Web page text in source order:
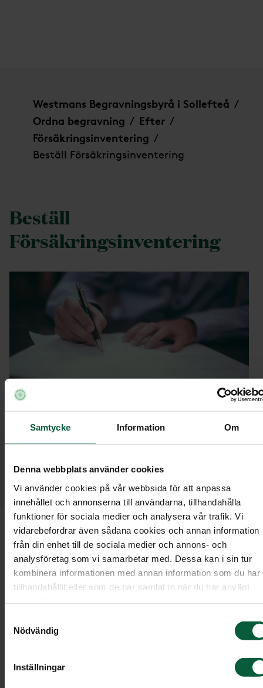
Samtycke Information Om
Denna webbplats använder cookies
Vi använder cookies på vår webbsida för att anpassa
innehållet och annonserna till användarna, tillhandahålla
funktioner för sociala medier och analysera vår trafik. Vi
vidarebefordrar även sådana cookies och annan information
från din enhet till de sociala medier och annons- och
analysföretag som vi samarbetar med. Dessa kan i sin tur
kombinera informationen med annan information som du har
tillhandahållit eller som de har samlat in när du har använt
Nödvändig
Inställningar
Westmans Begravningsbyrå i Sollefteå /
Ordna begravning / Efter /
Försäkringsinventering /
Beställ Försäkringsinventering
Beställ
Försäkringsinventering
Här kan du beställa tjänsten
Försäkringsinventering hos vår
via oss får du ett förmånligare pris och betalar
endast 2 295 kr (ordinarie pris 2 795 kr).
Följ stegen nedan
Fyll i dina kontaktuppgifter.
Klicka på knappen "Skicka".
Inom 24-48 timmar (helgfria vardagar)
kontaktar vår samarbetspartner Cynk dig med
mer information.